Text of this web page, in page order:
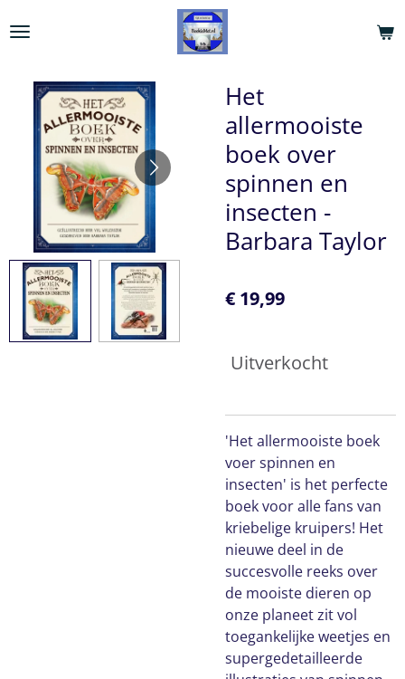
direct
hoofdinhoud
Het
allermooiste
boek over
spinnen en
insecten -
Barbara Taylor
€ 19,99
Uitverkocht
'Het allermooiste boek
voer spinnen en
insecten' is het perfecte
boek voor alle fans van
kriebelige kruipers! Het
nieuwe deel in de
succesvolle reeks over
de mooiste dieren op
onze planeet zit vol
toegankelijke weetjes en
supergedetailleerde